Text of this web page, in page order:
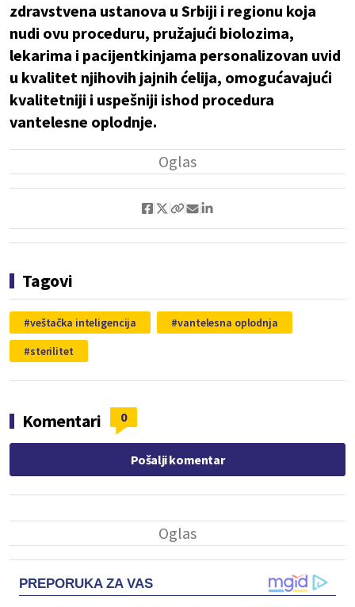
zdravstvena ustanova u Srbiji i regionu koja
nudi ovu proceduru, pružajući biolozima,
lekarima i pacijentkinjama personalizovan uvid
u kvalitet njihovih jajnih ćelija, omogućavajući
kvalitetniji i uspešniji ishod procedura
vantelesne oplodnje.
Tagovi
veštačka inteligencija
vantelesna oplodnja
sterilitet
Komentari 0
Pošalji komentar
PREPORUKA ZA VAS